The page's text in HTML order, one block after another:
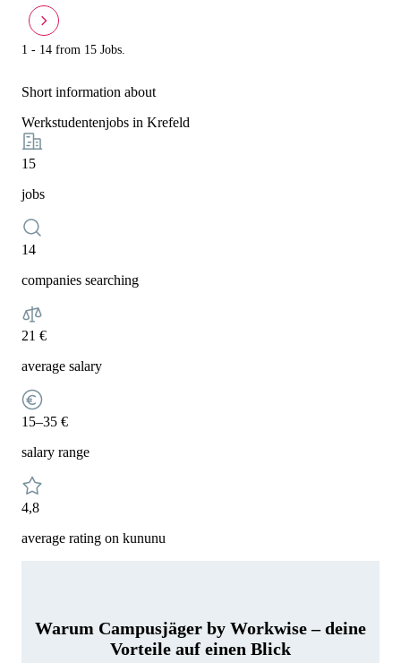
1 - 14 from 15 Jobs.
Short information about
Werkstudentenjobs in Krefeld
15
jobs
14
companies searching
21 €
average salary
15–35 €
salary range
4,8
average rating on kununu
Warum Campusjäger by Workwise – deine
Vorteile auf einen Blick